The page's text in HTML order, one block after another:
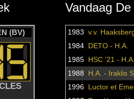
(BV)
Vandaag De
1983 v.v.
1984 DETO - H.A.
1985 HSC '21 - H.A.
1988
H.A. - Iraklis
1996 Luctor et